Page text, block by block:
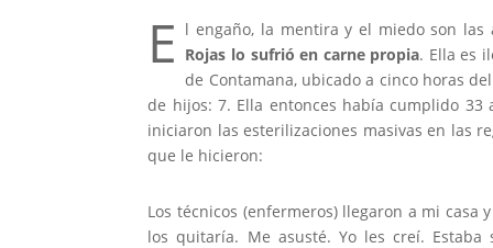
E l engaño, la mentira y el miedo son las
Rojas lo sufrió en carne propia. Ella es
de Contamana, ubicado a cinco horas
de hijos: 7. Ella entonces había cumplido
iniciaron las esterilizaciones masivas en las
que le hicieron:
Los técnicos (enfermeros) llegaron a mi
los quitaría. Me asusté. Yo les creí.